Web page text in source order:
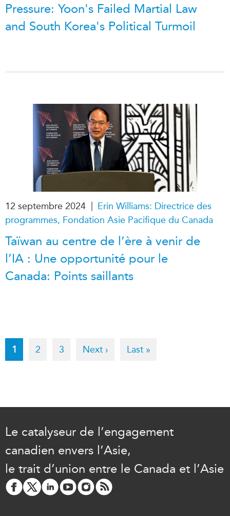
Pressure: Yoon's Failed Martial Law
and South Korea's Political Turmoil
12 septembre 2024 | Erin Williams: Directrice des
programmes, Fondation Asie Pacifique du Canada
Taïwan au centre de l’ère à venir de
l’IA : Une opportunité pour le
Canada: Points saillants
Pagination
Current
page
1 Page
2 Page
3
Next
Next ›
Last
Last »
Le catalyseur de l’engagement
canadien envers l’Asie,
le trait d’union entre le Canada et l’Asie